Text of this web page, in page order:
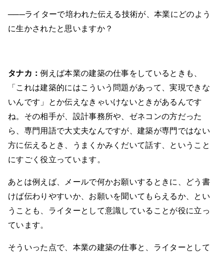
───ライターで培われた伝える技術が、本業にどのよう
に生かされたと思いますか？
タナカ：例えば本業の建築の仕事をしているときも、
「これは建築的にはこういう問題があって、実現できな
いんです」とか伝えなきゃいけないときがあるんです
ね。その相手が、設計事務所や、ゼネコンの方だった
ら、専門用語で大丈夫なんですが、建築が専門ではない
方に伝えるとき、うまくかみくだいて話す、ということ
にすごく役立っています。
あとは例えば、メールで何かお願いするときに、どう書
けば伝わりやすいか、お願いを聞いてもらえるか、とい
うことも、ライターとして意識していることが役に立っ
ています。
そういった点で、本業の建築の仕事と、ライターとして